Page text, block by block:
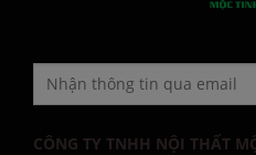
CÔNG TY TNHH NỘI THẤT